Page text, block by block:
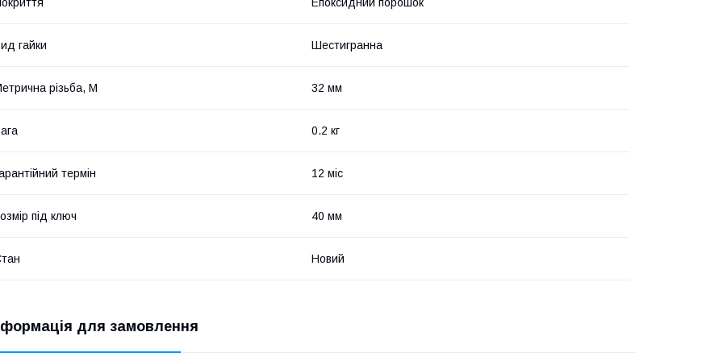
гайки Шестигранна
різьба, М 32 мм
0.2 кг
термін 12 міс
під ключ 40 мм
Новий
для замовлення